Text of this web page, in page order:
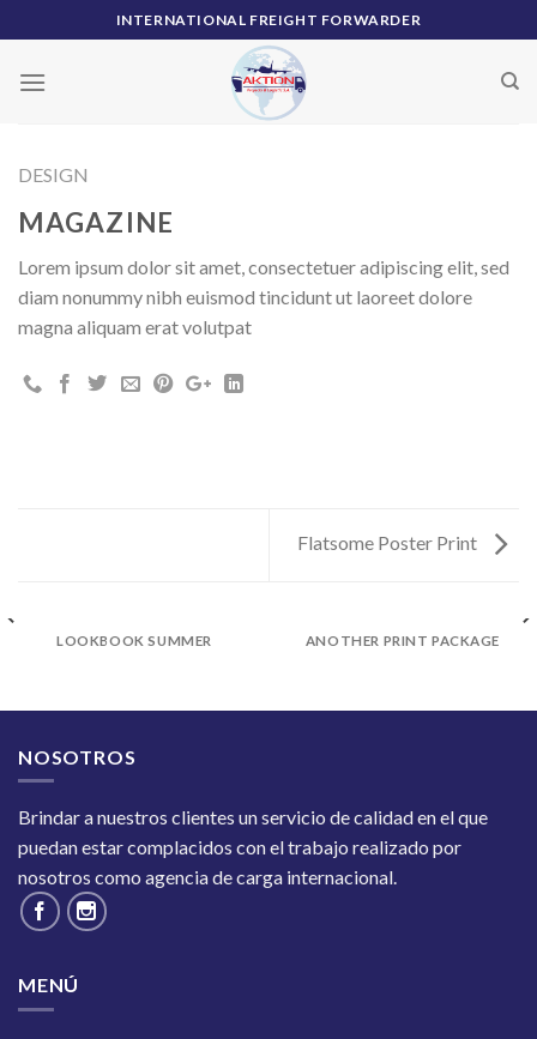
to
content
INTERNATIONAL FREIGHT FORWARDER
DESIGN
MAGAZINE
Lorem ipsum dolor sit amet, consectetuer adipiscing elit, sed
diam nonummy nibh euismod tincidunt ut laoreet dolore
magna aliquam erat volutpat
Flatsome Poster Print
LOOKBOOK SUMMER ANOTHER PRINT PACKAGE
NOSOTROS
Brindar a nuestros clientes un servicio de calidad en el que
puedan estar complacidos con el trabajo realizado por
nosotros como agencia de carga internacional.
MENÚ